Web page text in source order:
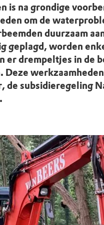
is na grondige
om de
duurzaam
geplagd, worden
er drempeltjes in de
de subsidieregeling